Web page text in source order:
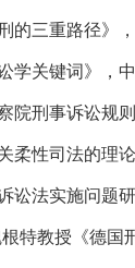
的三重路径》
学关键词》，
院刑事诉讼规
柔性司法的理
讼法实施问题
特教授《德国